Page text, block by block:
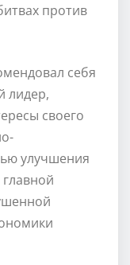
против
себя
лидер,
своего
улучшения